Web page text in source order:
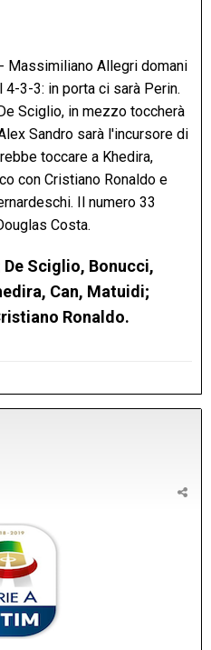
- Massimiliano Allegri domani
3-3: in porta ci sarà Perin.
Sciglio, in mezzo toccherà
Sandro sarà l'incursore di
toccare a Khedira,
con Cristiano Ronaldo e
Il numero 33
Costa.
Sciglio, Bonucci,
Can, Matuidi;
Ronaldo.